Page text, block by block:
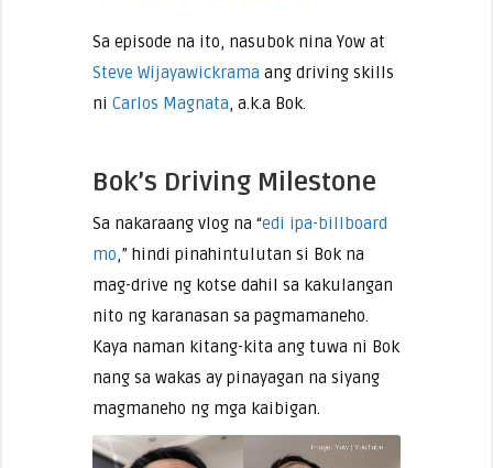
Sa episode na ito, nasubok nina Yow at
Steve Wijayawickrama ang driving skills
ni Carlos Magnata, a.k.a Bok.
Bok’s Driving Milestone
Sa nakaraang vlog na “edi ipa-billboard
mo,” hindi pinahintulutan si Bok na
mag-drive ng kotse dahil sa kakulangan
nito ng karanasan sa pagmamaneho.
Kaya naman kitang-kita ang tuwa ni Bok
nang sa wakas ay pinayagan na siyang
magmaneho ng mga kaibigan.